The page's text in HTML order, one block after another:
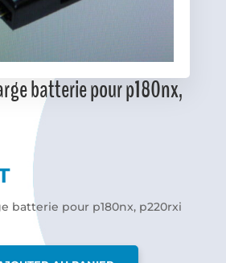
batterie pour p180nx,
batterie pour p180nx, p220rxi